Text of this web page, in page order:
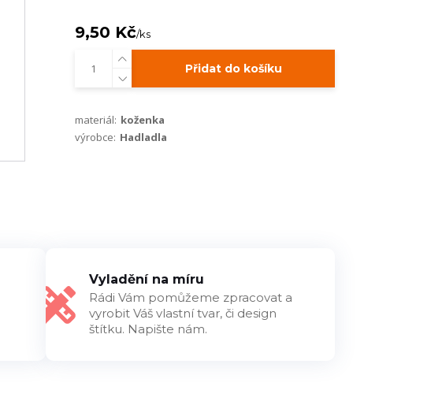
9,50 Kč/ks
Přidat do košíku
materiál: koženka
výrobce: Hadladla
Vyladění na míru
Rádi Vám pomůžeme zpracovat a
vyrobit Váš vlastní tvar, či design
štítku. Napište nám.